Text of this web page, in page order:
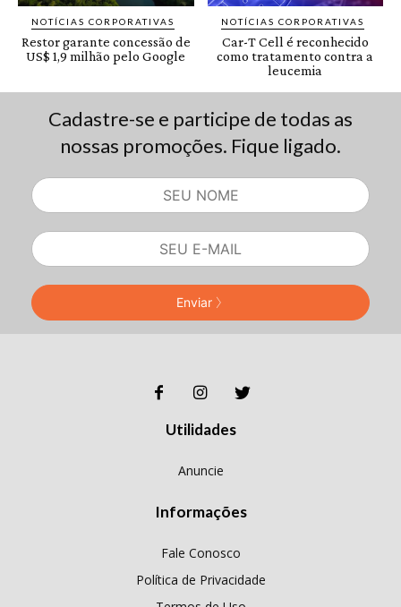
Cadastre-se e participe de todas as
nossas promoções. Fique ligado.
Enviar
Utilidades
Anuncie
Informações
Fale Conosco
Política de Privacidade